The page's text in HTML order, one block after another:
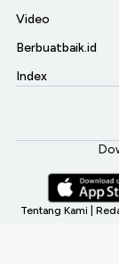
Video
Berbuatbaik.id
Index
Tentang Kami
©2026